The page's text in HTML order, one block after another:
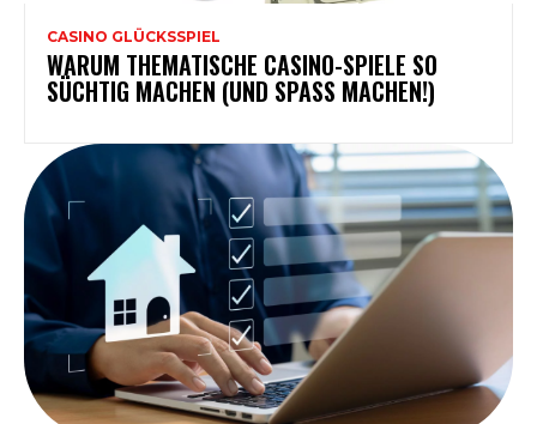
CASINO GLÜCKSSPIEL
WARUM THEMATISCHE CASINO-SPIELE SO
SÜCHTIG MACHEN (UND SPASS MACHEN!)